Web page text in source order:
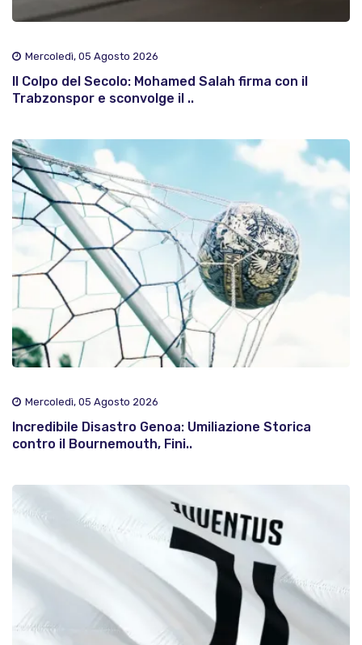
Mercoledì, 05 Agosto 2026
Il Colpo del Secolo: Mohamed Salah firma con il
Trabzonspor e sconvolge il ..
Mercoledì, 05 Agosto 2026
Incredibile Disastro Genoa: Umiliazione Storica
contro il Bournemouth, Fini..